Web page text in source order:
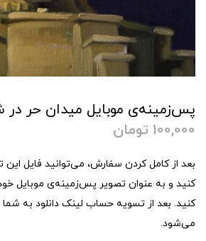
پس‌زمینه‌ی موبایل میدان حر
100,000 تومان
بعد از کامل کردن سفارش، می‌توانید فایل این
کنید و به عنوان تصویر پس‌زمینه‌ی موبایل
کنید. بعد از تسویه حساب لینک دانلود به
می‌شود.